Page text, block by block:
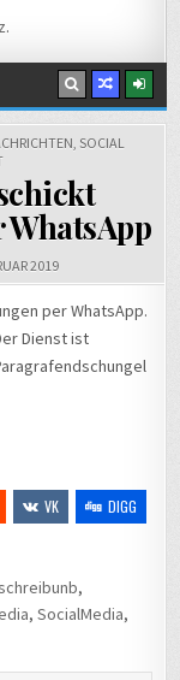
.
, SOCIAL
2019
per WhatsApp.
Dienst ist
VK
DIGG
,
,SocialMedia,